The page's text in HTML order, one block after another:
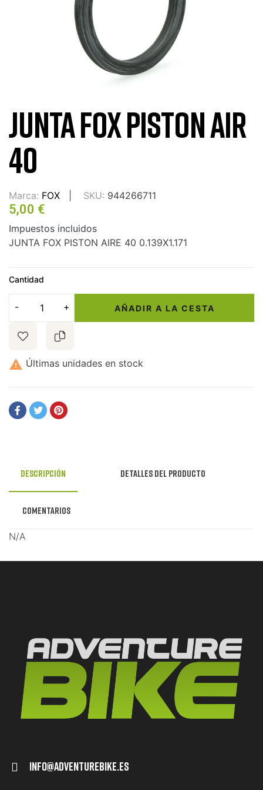
JUNTA FOX PISTON AIR
40
Marca: FOX SKU: 944266711
5,00 €
Impuestos incluidos
JUNTA FOX PISTON AIRE 40 0.139X1.171
Cantidad
AÑADIR A LA CESTA
 Últimas unidades en stock
Descripción Detalles del producto
Comentarios
N/A
Info@adventurebike.es